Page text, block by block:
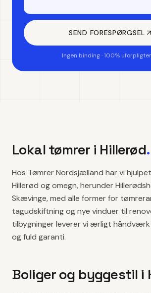
SEND FORESPØRGSEL
Ingen binding · 100%
Lokal tømrer i Hillerød.
Hos Tømrer Nordsjælland har vi
Hillerød og omegn, herunder
Skævinge, med alle former for
tagudskiftning og nye vinduer til
tilbygninger leverer vi ærligt
og fuld garanti.
Boliger og byggestil i